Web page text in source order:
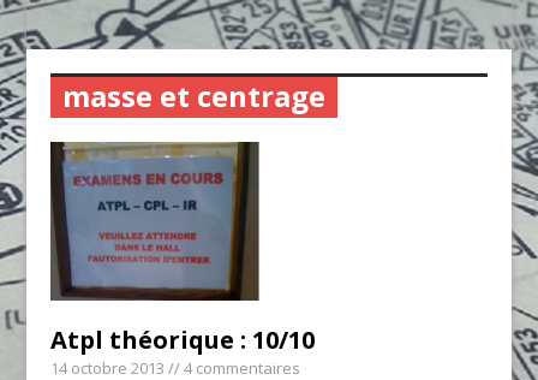
masse et centrage
Atpl théorique : 10/10
14 octobre 2013 // 4 commentaires